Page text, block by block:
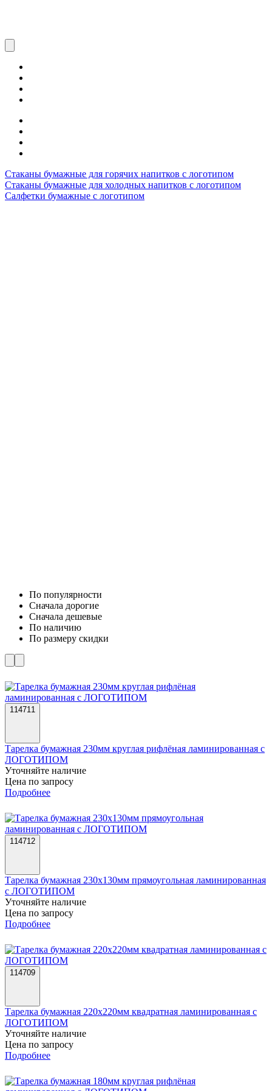
Стаканы бумажные для горячих напитков с логотипом
Стаканы бумажные для холодных напитков с логотипом
Салфетки бумажные с логотипом
По популярности
Cначала дорогие
Cначала дешевые
По наличию
По размеру скидки
114711
Тарелка бумажная 230мм круглая рифлёная ламинированная с
ЛОГОТИПОМ
Уточняйте наличие
Цена по запросу
Подробнее
114712
Тарелка бумажная 230х130мм прямоугольная ламинированная
с ЛОГОТИПОМ
Уточняйте наличие
Цена по запросу
Подробнее
114709
Тарелка бумажная 220х220мм квадратная ламинированная с
ЛОГОТИПОМ
Уточняйте наличие
Цена по запросу
Подробнее